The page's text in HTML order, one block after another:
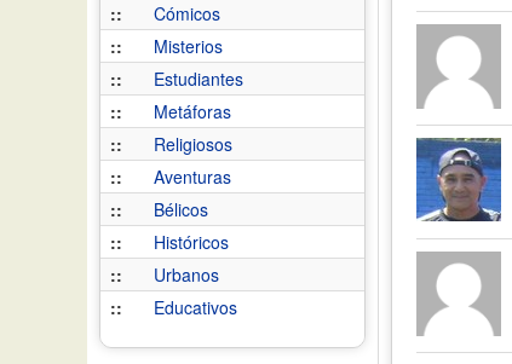
::
Cómicos
::
Misterios
::
Estudiantes
::
Metáforas
::
Religiosos
::
Aventuras
::
Bélicos
::
Históricos
::
Urbanos
::
Educativos